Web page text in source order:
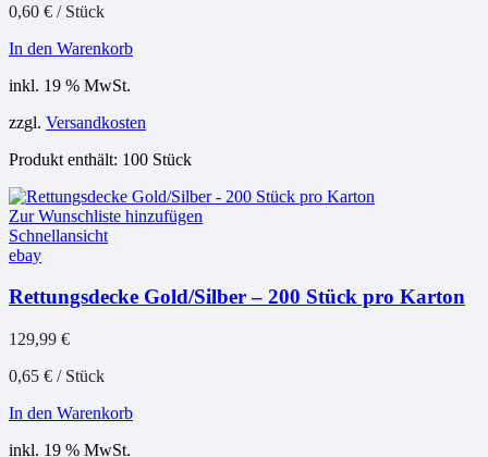
0,60 € / Stück
In den Warenkorb
inkl. 19 % MwSt.
zzgl. Versandkosten
Produkt enthält: 100 Stück
Zur Wunschliste hinzufügen
Schnellansicht
ebay
Rettungsdecke Gold/Silber – 200 Stück pro Karton
129,99 €
0,65 € / Stück
In den Warenkorb
inkl. 19 % MwSt.